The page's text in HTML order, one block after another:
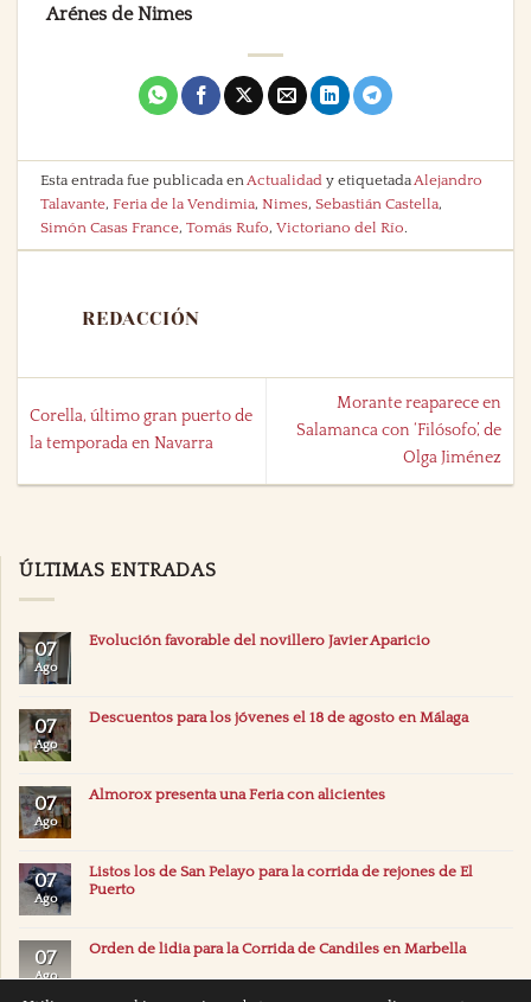
Arénes de Nimes
Esta entrada fue publicada enActualidad y etiquetadaAlejandro
Talavante,Feria de la Vendimia,Nimes,Sebastián Castella,
Simón Casas France,Tomás Rufo,Victoriano del Río.
REDACCIÓN
Corella, último gran puerto de
la temporada en Navarra
Morante reaparece en
Salamanca con ‘Filósofo’, de
Olga Jiménez
ÚLTIMAS ENTRADAS
07
Ago
Evolución favorable del novillero Javier Aparicio
07
Ago
Descuentos para los jóvenes el 18 de agosto en Málaga
07
Ago
Almorox presenta una Feria con alicientes
07
Ago
Listos los de San Pelayo para la corrida de rejones de El
Puerto
07
Ago
Orden de lidia para la Corrida de Candiles en Marbella